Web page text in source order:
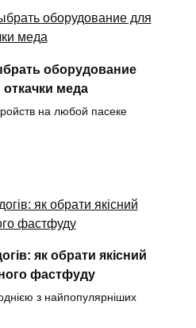
оборудование
меда
на любой пасеке
як обрати якісний
фастфуду
з найпопулярніших